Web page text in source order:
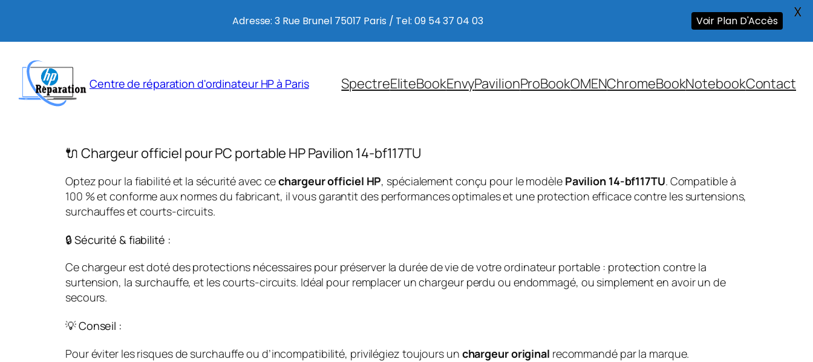
contenu
Centre de réparation d'ordinateur HP à Paris SpectreEliteBookEnvyPavilionProBookOMENChromeBookNotebookContact
🔌 Chargeur officiel pour PC portable HP Pavilion 14-bf117TU
Optez pour la fiabilité et la sécurité avec cechargeur officiel HP, spécialement conçu pour le modèle Pavilion 14-bf117TU. Compatible à
100 % et conforme aux normes du fabricant, il vous garantit des performances optimales et une protection efficace contre les surtensions,
surchauffes et courts-circuits.
🔒 Sécurité & fiabilité :
Ce chargeur est doté des protections nécessaires pour préserver la durée de vie de votre ordinateur portable : protection contre la
surtension, la surchauffe, et les courts-circuits. Idéal pour remplacer un chargeur perdu ou endommagé, ou simplement en avoir un de
secours.
💡 Conseil :
Pour éviter les risques de surchauffe ou d’incompatibilité, privilégiez toujours un chargeur original recommandé par la marque.
Adresse: 3 Rue Brunel 75017 Paris / Tel: 09 54 37 04 03 Voir Plan D'Accès X